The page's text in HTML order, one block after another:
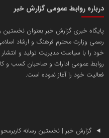
تریبون
محمدعلی کرمعلی
درباره روابط عمومی گزارش خبر
پایگاه خبری گزارش خبر بعنوان نخستین
رسمی وزارت محترم فرهنگ و ارشاد
خود را با سیاست مدیریت تولید و
روابط عمومی ادارات و صاحبان کسب و
فعالیت خود را آغاز نموده است.
گزارش خبر | نخستین رسانه